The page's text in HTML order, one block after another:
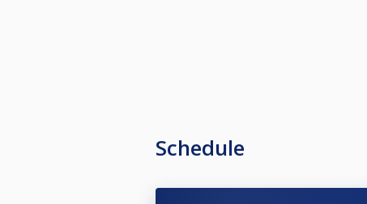
Schedule